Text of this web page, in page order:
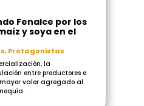
Fenalce por los
y soya en el
,Protagonistas
la
entre productores e
valor agregado al